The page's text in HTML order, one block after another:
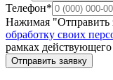
Телефон*
Нажимая "Отправить
обработку своих
рамках действующего
Отправить заявку